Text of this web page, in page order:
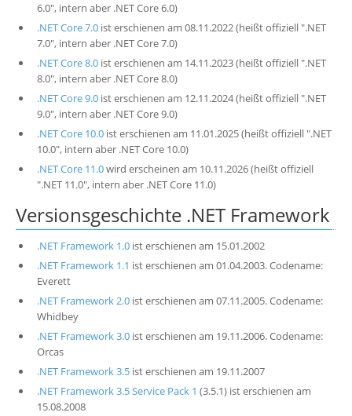
6.0", intern aber .NET Core 6.0)
.NET Core 7.0ist erschienen am 08.11.2022 (heißt offiziell ".NET
7.0", intern aber .NET Core 7.0)
.NET Core 8.0ist erschienen am 14.11.2023 (heißt offiziell ".NET
8.0", intern aber .NET Core 8.0)
.NET Core 9.0ist erschienen am 12.11.2024 (heißt offiziell ".NET
9.0", intern aber .NET Core 9.0)
.NET Core 10.0ist erschienen am 11.01.2025 (heißt offiziell ".NET
10.0", intern aber .NET Core 10.0)
.NET Core 11.0wird erscheinen am 10.11.2026 (heißt offiziell
".NET 11.0", intern aber .NET Core 11.0)
Versionsgeschichte .NET Framework
.NET Framework 1.0ist erschienen am 15.01.2002
.NET Framework 1.1 ist erschienen am 01.04.2003. Codename:
Everett
.NET Framework 2.0ist erschienen am 07.11.2005. Codename:
Whidbey
.NET Framework 3.0ist erschienen am 19.11.2006. Codename:
Orcas
.NET Framework 3.5ist erschienen am 19.11.2007
.NET Framework 3.5 Service Pack 1 (3.5.1) ist erschienen am
15.08.2008